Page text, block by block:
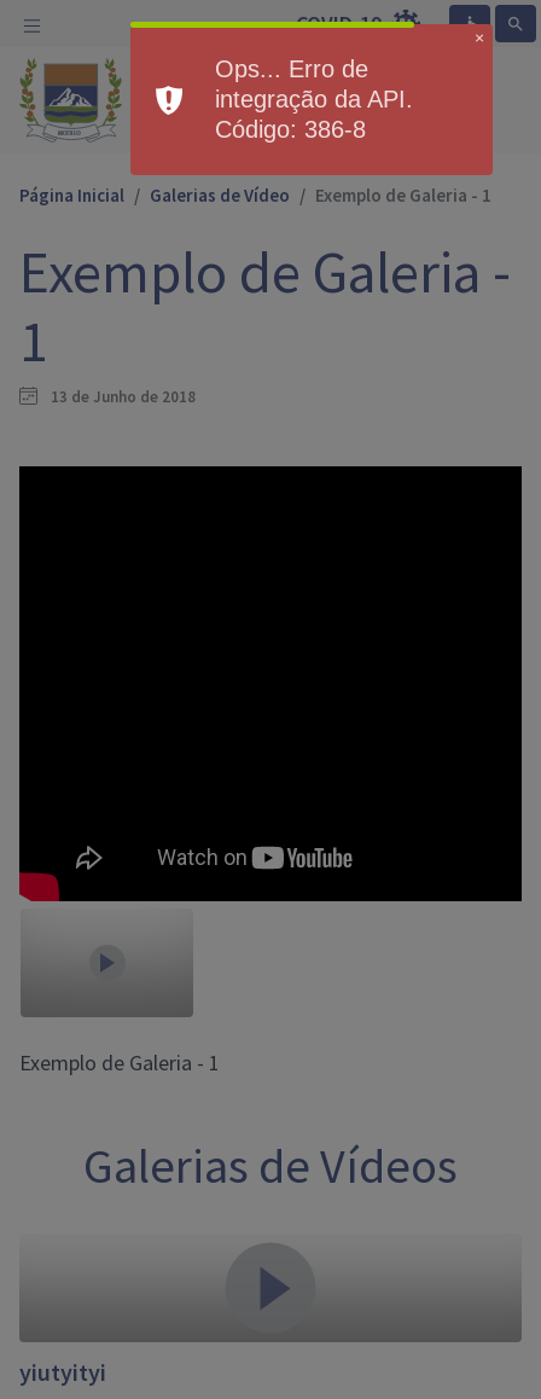
COVID-19 accessible search
Prefeitura Municipal de
Exemplo
Página Inicial Galerias de Vídeo Exemplo de Galeria - 1
Exemplo de Galeria -
1
13 de Junho de 2018
Exemplo de Galeria - 1
Galerias de Vídeos
yiutyityi
×
Ops... Erro de
integração da API.
Código: 386-8